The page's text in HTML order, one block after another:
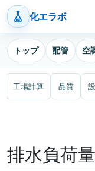
化エラボ
トップ 配管 空
工場計算 品質
排水負荷